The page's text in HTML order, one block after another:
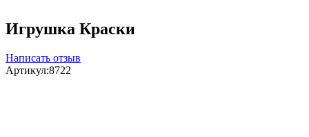
Игрушка Краски
Написать отзыв
Артикул:8722